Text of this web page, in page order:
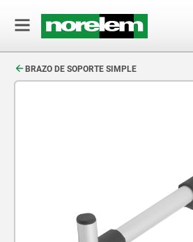
BRAZO DE SOPORTE SIMPLE